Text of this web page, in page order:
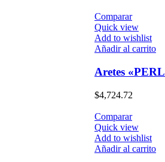
Comparar
Quick view
Add to wishlist
Añadir al carrito
Aretes
$4,724.72
Comparar
Quick view
Add to wishlist
Añadir al carrito